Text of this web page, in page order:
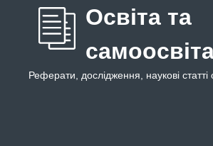
Освіта та
Реферати, дослідження, наукові статті